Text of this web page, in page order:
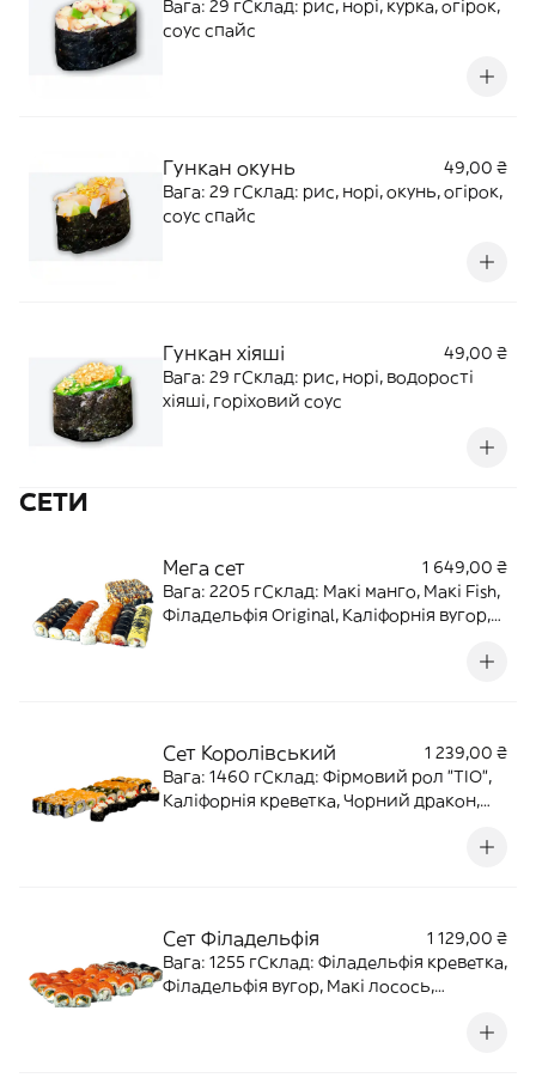
Вага: 29 гСклад: рис, норі, курка, огірок,
соус спайс
Гункан окунь
49,00 ₴
Вага: 29 гСклад: рис, норі, окунь, огірок,
соус спайс
Гункан хіяші
49,00 ₴
Вага: 29 гСклад: рис, норі, водорості
хіяші, горіховий соус
СЕТИ
Мега сет
1 649,00 ₴
Вага: 2205 гСклад: Макі манго, Макі Fish,
Філадельфія Original, Каліфорнія вугор,
Сет Королівський
1 239,00 ₴
Вага: 1460 гСклад: Фірмовий рол "ТІО",
Каліфорнія креветка, Чорний дракон,
Сет Філадельфія
1 129,00 ₴
Вага: 1255 гСклад: Філадельфія креветка,
Філадельфія вугор, Макі лосось,